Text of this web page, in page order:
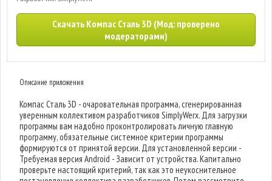
Скачать Компас Сталь 3D (Мод: проверено
модераторами)
Описание приложения
Компас Сталь 3D - очаровательная программа, сгенерированная
уверенным коллективом разработчиков SimplyWerx. Для загрузки
программы вам надобно проконтролировать личную главную
программу, обязательные системное критерии программы
формируются от принятой версии. Для установленной версии -
Требуемая версия Android - Зависит от устройства. Капитально
проверьте настоящий критерий, так как это неукоснительное